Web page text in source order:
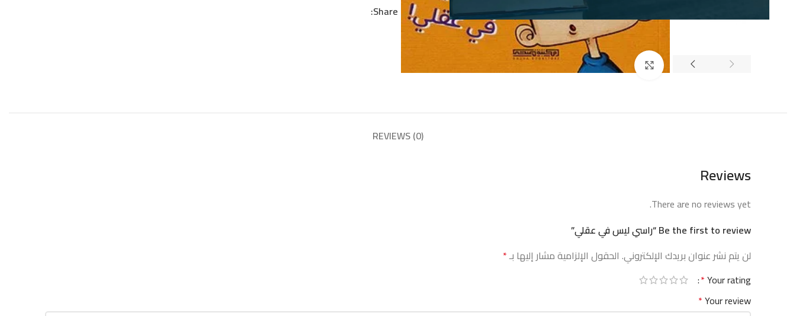
إضغط للتكبير
Share:
REVIEWS (0)
Reviews
There are no reviews yet.
Be the first to review “راسي ليس في عقلي”
لن يتم نشر عنوان بريدك الإلكتروني. الحقول الإلزامية مشار إليها بـ*
Your rating
*
Your review
*